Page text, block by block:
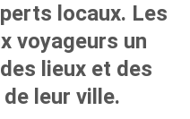
locaux. Les
voyageurs un
lieux et des
leur ville.